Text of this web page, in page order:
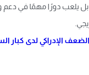
دورًا مهمًا في دعم
الضعف الإدراكي لدى كبار